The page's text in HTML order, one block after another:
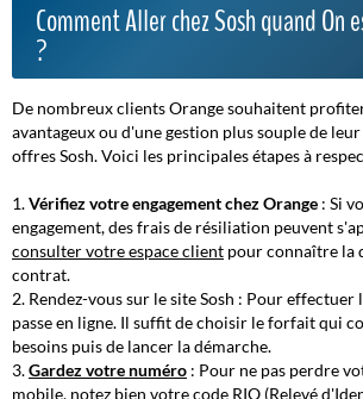
Comment Aller chez Sosh quand On
?
De nombreux clients Orange souhaitent
avantageux ou d'une gestion plus souple de
offres Sosh. Voici les principales étapes à
Vérifiez votre engagement chez Orange : Si
engagement, des frais de résiliation peuvent
consulter votre espace client pour connaître la
contrat.
Rendez-vous sur le site Sosh : Pour effectuer
passe en ligne. Il suffit de choisir le forfait qui
besoins puis de lancer la démarche.
Gardez votre numéro : Pour ne pas perdre
mobile, notez bien votre code RIO (Relevé